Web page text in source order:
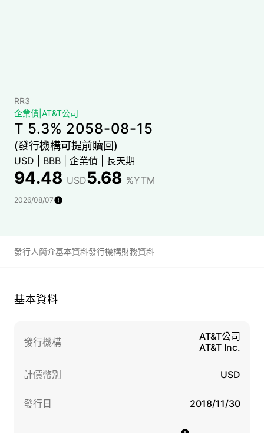
RR3
企業債 AT&T公司
T 5.3% 2058-08-15
(發行機構可提前贖回)
USD BBB 企業債 長天期
94.48 USD
2026/08/07
5.68 %YTM
發行人簡介基本資料發行機構財務資料
基本資料
發行機構
AT&T公司
AT&T Inc.
計價幣別 USD
發行日 2018/11/30